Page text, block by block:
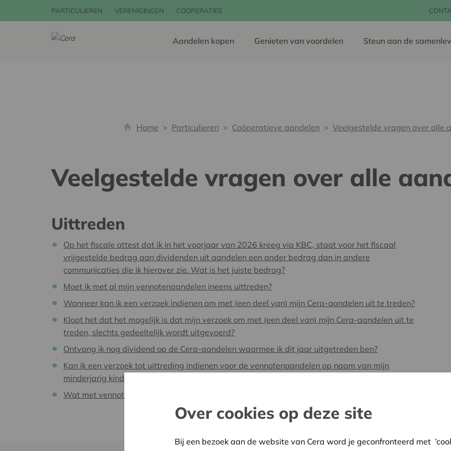
PARTICULIEREN VERENIGINGEN COOPERATIES
Aandelen kopen Genieten van voordelen Steun aan de
Home Particulieren Coöperatieve aandelen Veelgestelde vragen over alle
Veelgestelde vragen over alle
Uittreden
Op het fiscale attest dat ik in het voorjaar van 2026 kreeg via KBC, staat voor het fiscaal
vrijgestelde bedrag aan dividenden uit aandelen een ander bedrag dan in andere
communicaties die ik hierover zie. Wat is het juiste bedrag?
Moet ik met al mijn vennotenaandelen ineens uittreden?
Wanneer kan ik een verzoek indienen om met (een deel van) mijn Cera-aandelen uit te treden?
Klopt het dat het mogelijk is dat mijn verzoek om met (een deel van) mijn Cera-aandelen uit te
treden, slechts gedeeltelijk wordt uitgevoerd?
Ontvang ik nog dividend op de Cera-aandelen waarmee ik dit jaar uitgetreden ben?
Kan ik een verzoek tot uittreding indienen voor de vennotenaandelen op naam van mijn
minderjarig kind?
Wat met vennoten die overlijden?
Over cookies op deze site
Bij een bezoek aan de website van Cera word je geconfronteerd met